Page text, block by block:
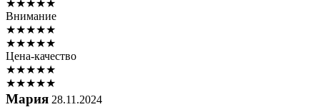
★★★★★
Внимание
★★★★★
★★★★★
Цена-качество
★★★★★
★★★★★
Мария 28.11.2024